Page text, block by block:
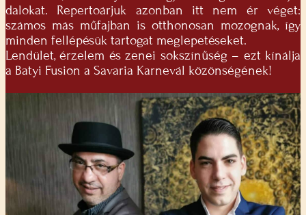
dalokat. Repertoárjuk azonban itt nem ér véget:
számos más műfajban is otthonosan mozognak, így
minden fellépésük tartogat meglepetéseket.
Lendület, érzelem és zenei sokszínűség – ezt kínálja
a Batyi Fusion a Savaria Karnevál közönségének!